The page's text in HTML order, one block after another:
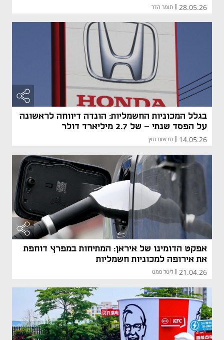
28.05.26
| תומר הדר
בגלל המכוניות החשמליות: הונדה דיווחה לראשונה
על הפסד שנתי - של 2.7 מיליארד דולר
14.05.26 חדשות חוץ
אפקט הדומינו של איראן: המתיחות במפרץ דוחפת
את אירופה למכוניות חשמליות
21.04.26 ליטל סמט